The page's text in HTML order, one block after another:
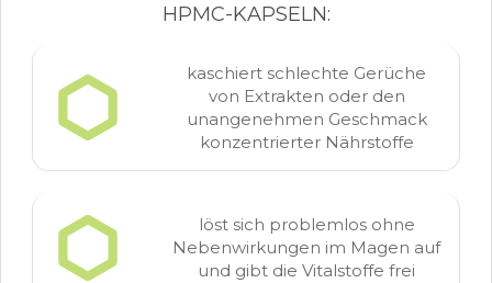
HPMC-KAPSELN:
kaschiert schlechte Gerüche
von Extrakten oder den
unangenehmen Geschmack
konzentrierter Nährstoffe
löst sich problemlos ohne
Nebenwirkungen im Magen auf
und gibt die Vitalstoffe frei